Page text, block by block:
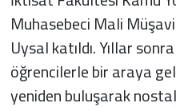
Muhasebeci Mali
Uysal katıldı. Yıllar
öğrencilerle bir araya
yeniden buluşarak